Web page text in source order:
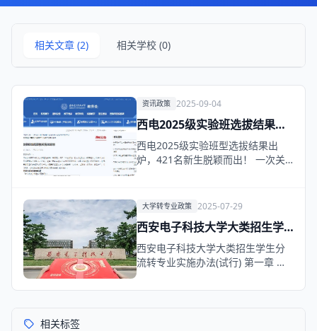
相关文章 (2) 相关学校 (0)
资讯政策 2025-09-04
西电2025级实验班选拔结果出
炉，421名新生脱颖而出！
西电2025级实验班型选拔结果出
炉，421名新生脱颖而出！ 一次关
大学转专业政策 2025-07-29
西安电子科技大学大类招生学
生分流转专业实施办法(试行)
西安电子科技大学大类招生学生分
流转专业实施办法(试行) 第一章 总
相关标签